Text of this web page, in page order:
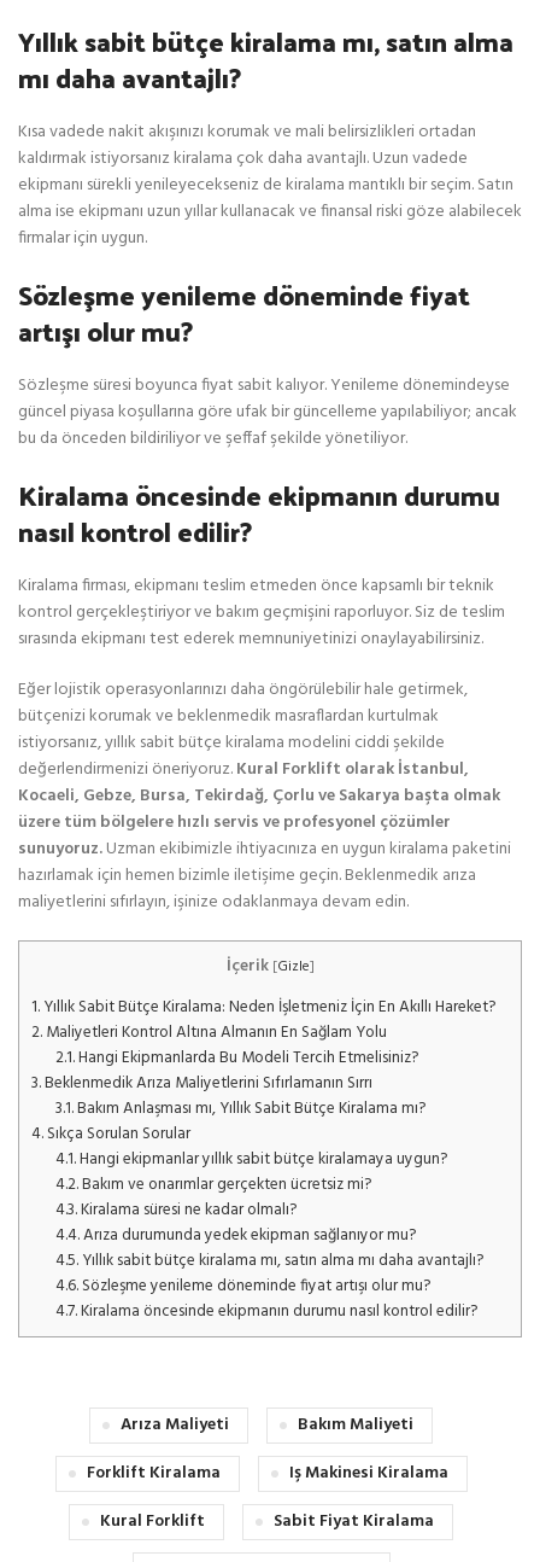
Yıllık sabit bütçe kiralama mı, satın alma
mı daha avantajlı?
Kısa vadede nakit akışınızı korumak ve mali belirsizlikleri ortadan
kaldırmak istiyorsanız kiralama çok daha avantajlı. Uzun vadede
ekipmanı sürekli yenileyecekseniz de kiralama mantıklı bir seçim. Satın
alma ise ekipmanı uzun yıllar kullanacak ve finansal riski göze alabilecek
firmalar için uygun.
Sözleşme yenileme döneminde fiyat
artışı olur mu?
Sözleşme süresi boyunca fiyat sabit kalıyor. Yenileme dönemindeyse
güncel piyasa koşullarına göre ufak bir güncelleme yapılabiliyor; ancak
bu da önceden bildiriliyor ve şeffaf şekilde yönetiliyor.
Kiralama öncesinde ekipmanın durumu
nasıl kontrol edilir?
Kiralama firması, ekipmanı teslim etmeden önce kapsamlı bir teknik
kontrol gerçekleştiriyor ve bakım geçmişini raporluyor. Siz de teslim
sırasında ekipmanı test ederek memnuniyetinizi onaylayabilirsiniz.
Eğer lojistik operasyonlarınızı daha öngörülebilir hale getirmek,
bütçenizi korumak ve beklenmedik masraflardan kurtulmak
istiyorsanız, yıllık sabit bütçe kiralama modelini ciddi şekilde
değerlendirmenizi öneriyoruz.Kural Forklift olarak İstanbul,
Kocaeli, Gebze, Bursa, Tekirdağ, Çorlu ve Sakarya başta olmak
üzere tüm bölgelere hızlı servis ve profesyonel çözümler
sunuyoruz.Uzman ekibimizle ihtiyacınıza en uygun kiralama paketini
hazırlamak için hemen bizimle iletişime geçin. Beklenmedik arıza
maliyetlerini sıfırlayın, işinize odaklanmaya devam edin.
İçerik [Gizle]
1.Yıllık Sabit Bütçe Kiralama: Neden İşletmeniz İçin En Akıllı Hareket?
2.Maliyetleri Kontrol Altına Almanın En Sağlam Yolu
2.1.Hangi Ekipmanlarda Bu Modeli Tercih Etmelisiniz?
3.Beklenmedik Arıza Maliyetlerini Sıfırlamanın Sırrı
3.1.Bakım Anlaşması mı, Yıllık Sabit Bütçe Kiralama mı?
4.Sıkça Sorulan Sorular
4.1.Hangi ekipmanlar yıllık sabit bütçe kiralamaya uygun?
4.2.Bakım ve onarımlar gerçekten ücretsiz mi?
4.3.Kiralama süresi ne kadar olmalı?
4.4.Arıza durumunda yedek ekipman sağlanıyor mu?
4.5.Yıllık sabit bütçe kiralama mı, satın alma mı daha avantajlı?
4.6.Sözleşme yenileme döneminde fiyat artışı olur mu?
4.7.Kiralama öncesinde ekipmanın durumu nasıl kontrol edilir?
Arıza Maliyeti
Bakım Maliyeti
Forklift Kiralama
Iş Makinesi Kiralama
Kural Forklift
Sabit Fiyat Kiralama